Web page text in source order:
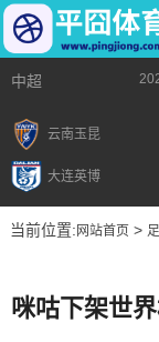
中超
云南玉昆
大连英博
当前位置: 网站首页>
咪咕下架世